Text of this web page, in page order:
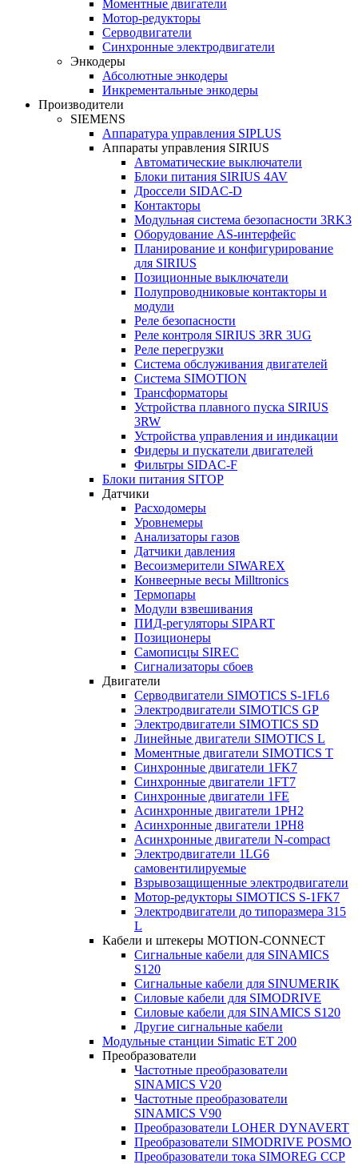
Моментные двигатели
Мотор-редукторы
Серводвигатели
Синхронные электродвигатели
Энкодеры
Абсолютные энкодеры
Инкрементальные энкодеры
Производители
SIEMENS
Аппаратура управления SIPLUS
Аппараты управления SIRIUS
Автоматические выключатели
Блоки питания SIRIUS 4AV
Дроссели SIDAC-D
Контакторы
Модульная система безопасности 3RK3
Оборудование AS-интерфейс
Планирование и конфигурирование
для SIRIUS
Позиционные выключатели
Полупроводниковые контакторы и
модули
Реле безопасности
Реле контроля SIRIUS 3RR 3UG
Реле перегрузки
Сиcтема обслуживания двигателей
Система SIMOTION
Трансформаторы
Устройства плавного пуска SIRIUS
3RW
Устройства управления и индикации
Фидеры и пускатели двигателей
Фильтры SIDAC-F
Блоки питания SITOP
Датчики
Расходомеры
Уровнемеры
Анализаторы газов
Датчики давления
Весоизмерители SIWAREX
Конвеерные весы Milltronics
Термопары
Модули взвешивания
ПИД-регуляторы SIPART
Позиционеры
Самописцы SIREC
Сигнализаторы сбоев
Двигатели
Серводвигатели SIMOTICS S-1FL6
Электродвигатели SIMOTICS GP
Электродвигатели SIMOTICS SD
Линейные двигатели SIMOTICS L
Моментные двигатели SIMOTICS T
Синхронные двигатели 1FK7
Синхронные двигатели 1FT7
Синхронные двигатели 1FE
Асинхронные двигатели 1PH2
Асинхронные двигатели 1PH8
Асинхронные двигатели N-compact
Электродвигатели 1LG6
cамовентилируемые
Взрывозащищенные электродвигатели
Мотор-редукторы SIMOTICS S-1FK7
Электродвигатели до типоразмера 315
L
Кабели и штекеры MOTION-CONNECT
Сигнальные кабели для SINAMICS
S120
Сигнальные кабели для SINUMERIK
Силовые кабели для SIMODRIVE
Силовые кабели для SINAMICS S120
Другие сигнальные кабели
Модульные станции Simatic ET 200
Преобразователи
Частотные преобразователи
SINAMICS V20
Частотные преобразователи
SINAMICS V90
Преобразователи LOHER DYNAVERT
Преобразователи SIMODRIVE POSMO
Преобразователи тока SIMOREG CCP